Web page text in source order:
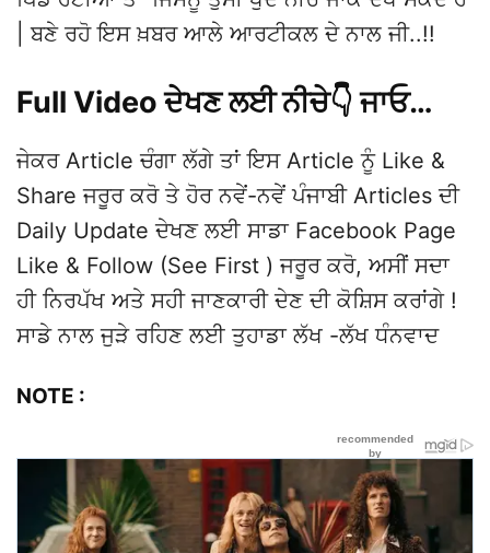
| ਬਣੇ ਰਹੋ ਇਸ ਖ਼ਬਰ ਆਲੇ ਆਰਟੀਕਲ ਦੇ ਨਾਲ ਜੀ..!!
Full Video ਦੇਖਣ ਲਈ ਨੀਚੇ👇 ਜਾਓ…
ਜੇਕਰ Article ਚੰਗਾ ਲੱਗੇ ਤਾਂ ਇਸ Article ਨੂੰ Like &
Share ਜਰੂਰ ਕਰੋ ਤੇ ਹੋਰ ਨਵੇਂ-ਨਵੇਂ ਪੰਜਾਬੀ Articles ਦੀ
Daily Update ਦੇਖਣ ਲਈ ਸਾਡਾ Facebook Page
Like & Follow (See First ) ਜਰੂਰ ਕਰੋ, ਅਸੀਂ ਸਦਾ
ਹੀ ਨਿਰਪੱਖ ਅਤੇ ਸਹੀ ਜਾਣਕਾਰੀ ਦੇਣ ਦੀ ਕੋਸ਼ਿਸ ਕਰਾਂਗੇ !
ਸਾਡੇ ਨਾਲ ਜੁੜੇ ਰਹਿਣ ਲਈ ਤੁਹਾਡਾ ਲੱਖ -ਲੱਖ ਧੰਨਵਾਦ
NOTE :